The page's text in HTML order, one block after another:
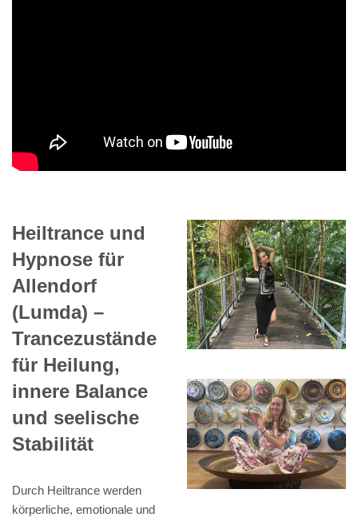
Heiltrance und
Hypnose für
Allendorf
(Lumda) –
Trancezustände
für Heilung,
innere Balance
und seelische
Stabilität
Durch Heiltrance werden
körperliche, emotionale und